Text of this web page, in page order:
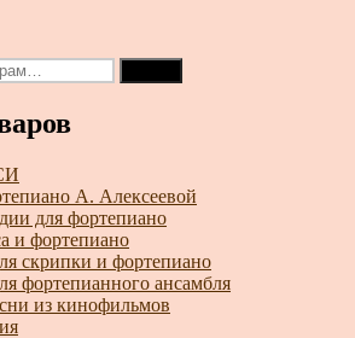
А. Алексеевой
для фортепиано
и фортепиано
скрипки и фортепиано
фортепианного ансамбля
из кинофильмов